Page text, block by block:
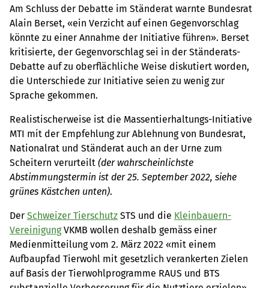
Haltung in die Verfassung aufnehmen. Hier finden Sie die
Initiative im Wortlaut.
Am Schluss der Debatte im Ständerat warnte Bundesrat
Alain Berset, «ein Verzicht auf einen Gegenvorschlag
könnte zu einer Annahme der Initiative führen». Berset
kritisierte, der Gegenvorschlag sei in der Ständerats-
Debatte auf zu oberflächliche Weise diskutiert worden,
die Unterschiede zur Initiative seien zu wenig zur
Sprache gekommen.
Realistischerweise ist die Massentierhaltungs-Initiative
MTI mit der Empfehlung zur Ablehnung von Bundesrat,
Nationalrat und Ständerat auch an der Urne zum
Scheitern verurteilt (der wahrscheinlichste
Abstimmungstermin ist der 25. September 2022, siehe
grünes Kästchen unten).
Der Schweizer Tierschutz STS und die Kleinbauern-
VereinigungVKMB wollen deshalb gemäss einer
Medienmitteilung vom 2. März 2022 «mit einem
Aufbaupfad Tierwohl mit gesetzlich verankerten Zielen
auf Basis der Tierwohlprogramme RAUS und BTS